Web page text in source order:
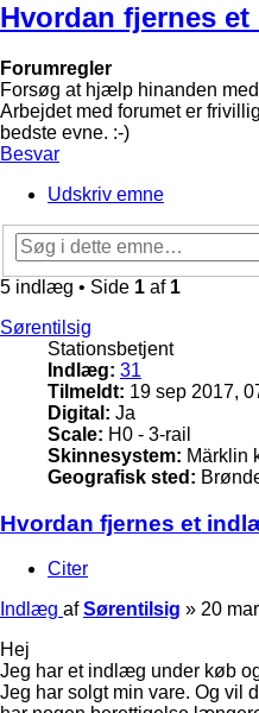
Hvordan fjernes
Forumregler
Forsøg at hjælp hinanden
Arbejdet med forumet er
bedste evne. :-)
Besvar
Udskriv emne
5 indlæg • Side 1 af 1
Sørentilsig
Stationsbetjent
Indlæg: 31
Tilmeldt: 19 sep 2017,
Digital: Ja
Scale: H0 - 3-rail
Skinnesystem: Märklin
Geografisk sted:
Hvordan fjernes et
Citer
Indlæg afSørentilsig » 20
Hej
Jeg har et indlæg under køb
Jeg har solgt min vare. Og vil